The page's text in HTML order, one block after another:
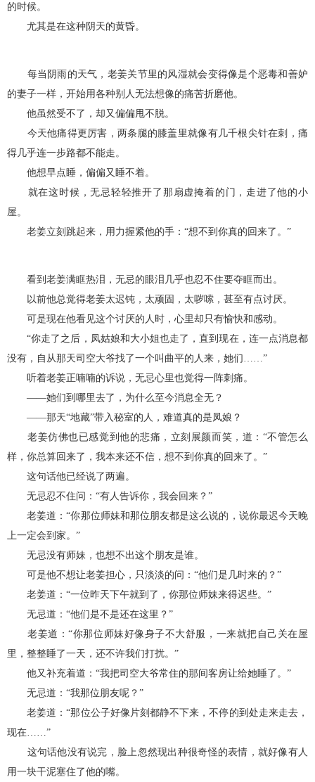
的时候。
尤其是在这种阴天的黄昏。
每当阴雨的天气，老姜关节里的风湿就会变得像是个恶毒和善妒
的妻子一样，开始用各种别人无法想像的痛苦折磨他。
他虽然受不了，却又偏偏甩不脱。
今天他痛得更厉害，两条腿的膝盖里就像有几千根尖针在刺，痛
得几乎连一步路都不能走。
他想早点睡，偏偏又睡不着。
就在这时候，无忌轻轻推开了那扇虚掩着的门，走进了他的小
屋。
老姜立刻跳起来，用力握紧他的手：“想不到你真的回来了。”
看到老姜满眶热泪，无忌的眼泪几乎也忍不住要夺眶而出。
以前他总觉得老姜太迟钝，太顽固，太哕嗦，甚至有点讨厌。
可是现在他看见这个讨厌的人时，心里却只有愉快和感动。
“你走了之后，凤姑娘和大小姐也走了，直到现在，连一点消息都
没有，自从那天司空大爷找了一个叫曲平的人来，她们……”
听着老姜正喃喃的诉说，无忌心里也觉得一阵刺痛。
——她们到哪里去了，为什么至今消息全无？
——那天“地藏”带入秘室的人，难道真的是凤娘？
老姜仿佛也已感觉到他的悲痛，立刻展颜而笑，道：“不管怎么
样，你总算回来了，我本来还不信，想不到你真的回来了。”
这句话他已经说了两遍。
无忌忍不住问：“有人告诉你，我会回来？”
老姜道：“你那位师妹和那位朋友都是这么说的，说你最迟今天晚
上一定会到家。”
无忌没有师妹，也想不出这个朋友是谁。
可是他不想让老姜担心，只淡淡的问：“他们是几时来的？”
老姜道：“一位昨天下午就到了，你那位师妹来得迟些。”
无忌道：“他们是不是还在这里？”
老姜道：“你那位师妹好像身子不大舒服，一来就把自己关在屋
里，整整睡了一天，还不许我们打扰。”
他又补充着道：“我把司空大爷常住的那间客房让给她睡了。”
无忌道：“我那位朋友呢？”
老姜道：“那位公子好像片刻都静不下来，不停的到处走来走去，
现在……”
这句话他没有说完，脸上忽然现出种很奇怪的表情，就好像有人
用一块干泥塞住了他的嘴。